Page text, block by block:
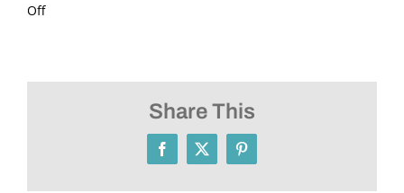
Offon
Rachel
Share This
Facebook
X Pinterest